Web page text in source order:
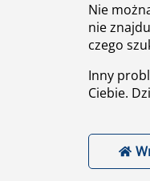
Nie
nie
czego
Inny
Ciebie.